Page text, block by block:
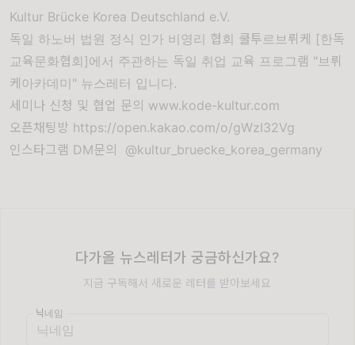
Kultur Brücke Korea Deutschland e.V.
독일 하노버 법원 정식 인가 비영리 협회 쿨투르브뤼케 [한독
교육문화협회]에서 주관하는 독일 취업 교육 프로그램 "브뤼
케아카데미" 뉴스레터 입니다.
세미나 신청 및 협업 문의 www.kode-kultur.com
오픈채팅방 https://open.kakao.com/o/gWzI32Vg
인스타그램 DM문의 @kultur_bruecke_korea_germany
다가올 뉴스레터가 궁금하신가요?
지금 구독해서 새로운 레터를 받아보세요
닉네임